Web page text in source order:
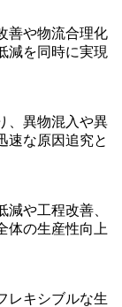
善や物流合理化
減を同時に実現
、異物混入や異
速な原因追究と
や工程改善、
体の生産性向上
レキシブルな生